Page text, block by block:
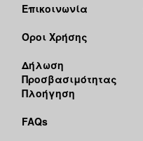
Επικοινωνία
Όροι Χρήσης
Δήλωση
Προσβασιμότητας
Πλοήγηση
FAQs